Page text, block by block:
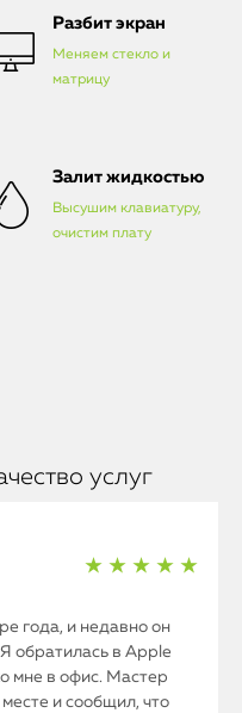
Разбит экран
Меняем стекло и
матрицу
Залит жидкостью
Высушим клавиатуру,
очистим плату
услуг
★ ★ ★ ★ ★
года, и недавно он
обратилась в Apple
мне в офис. Мастер
и сообщил, что